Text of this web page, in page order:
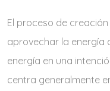
El proceso de
aprovechar la energía
energía en una
centra generalmente